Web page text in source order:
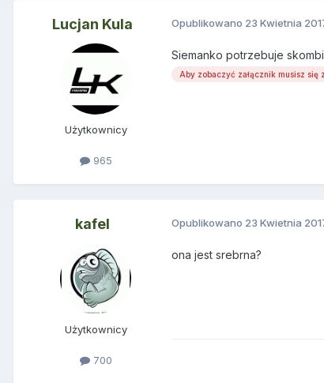
Lucjan Kula
Użytkownicy
965
Opublikowano 23 Kwietnia
Siemanko potrzebuje
Aby zobaczyć załącznik musisz się
kafel
Użytkownicy
700
Opublikowano 23 Kwietnia
ona jest srebrna?